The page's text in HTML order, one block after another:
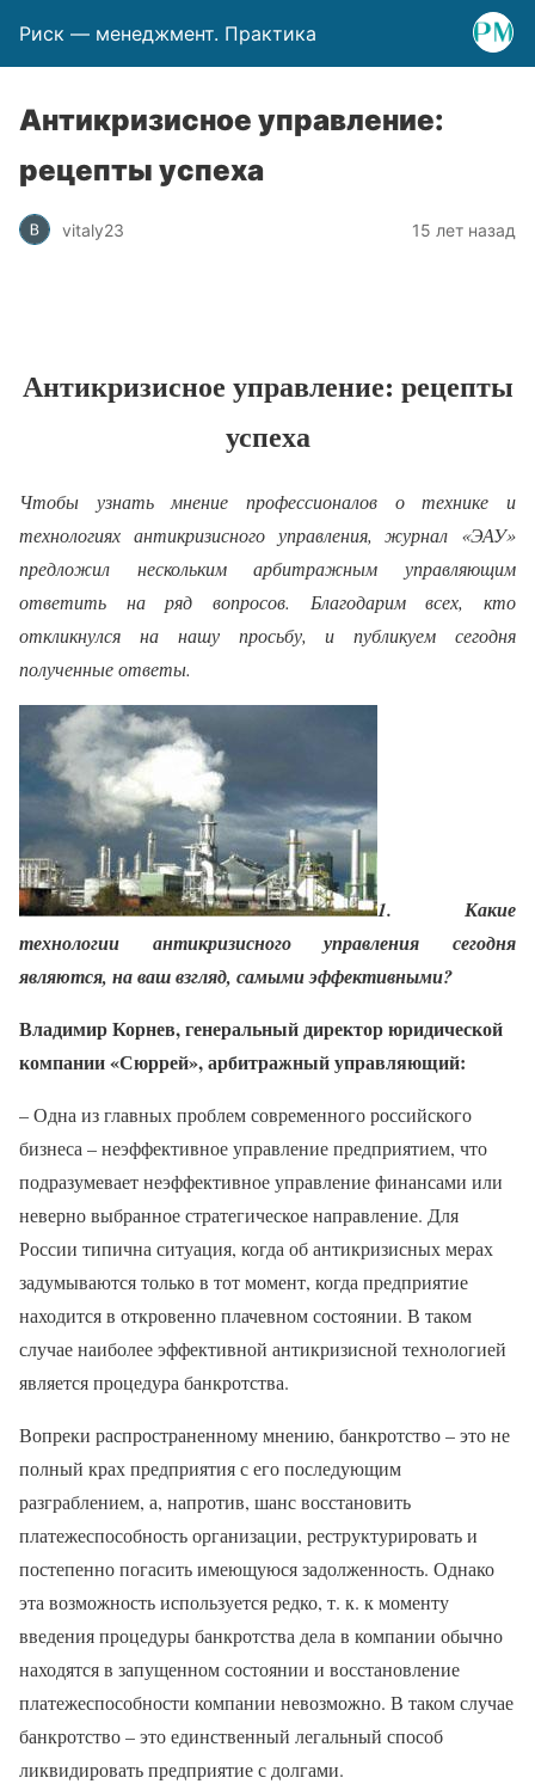
Риск — менеджмент. Практика
Антикризисное управление:
рецепты успеха
vitaly23 15 лет назад
Антикризисное управление: рецепты
успеха
Чтобы узнать мнение профессионалов о технике и
технологиях антикризисного управления, журнал «ЭАУ»
предложил нескольким арбитражным управляющим
ответить на ряд вопросов. Благодарим всех, кто
откликнулся на нашу просьбу, и публикуем сегодня
полученные ответы.
1. Какие
технологии антикризисного управления сегодня
являются, на ваш взгляд, самыми эффективными?
Владимир Корнев, генеральный директор юридической
компании «Сюррей», арбитражный управляющий:
– Одна из главных проблем современного российского
бизнеса – неэффективное управление предприятием, что
подразумевает неэффективное управление финансами или
неверно выбранное стратегическое направление. Для
России типична ситуация, когда об антикризисных мерах
задумываются только в тот момент, когда предприятие
находится в откровенно плачевном состоянии. В таком
случае наиболее эффективной антикризисной технологией
является процедура банкротства.
Вопреки распространенному мнению, банкротство – это не
полный крах предприятия с его последующим
разграблением, а, напротив, шанс восстановить
платежеспособность организации, реструктурировать и
постепенно погасить имеющуюся задолженность. Однако
эта возможность используется редко, т. к. к моменту
введения процедуры банкротства дела в компании обычно
находятся в запущенном состоянии и восстановление
платежеспособности компании невозможно. В таком случае
банкротство – это единственный легальный способ
ликвидировать предприятие с долгами.